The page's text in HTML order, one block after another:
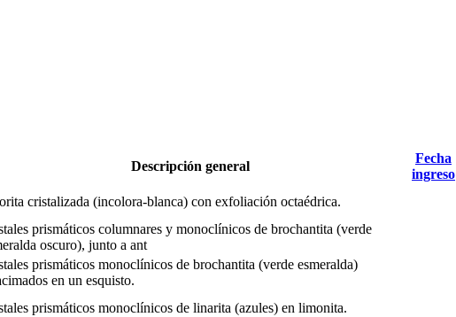
Descripción general
Fecha
ingreso
cristalizada (incolora-blanca) con exfoliación octaédrica.
prismáticos columnares y monoclínicos de brochantita (verde
oscuro), junto a ant
prismáticos monoclínicos de brochantita (verde esmeralda)
en un esquisto.
prismáticos monoclínicos de linarita (azules) en limonita.